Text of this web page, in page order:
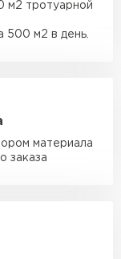
5 500 ₽
м2 тротуарной
500 м2 в день.
материала
заказа